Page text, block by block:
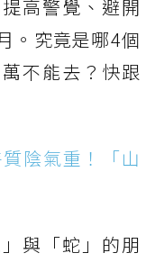
高警覺、避開
。究竟是哪4個
不能去？快跟
陰氣重！「山
與「蛇」的朋